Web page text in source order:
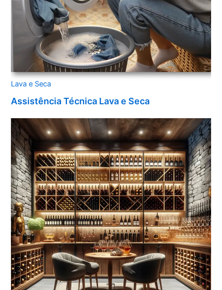
Lava e Seca
Assistência Técnica Lava e Seca